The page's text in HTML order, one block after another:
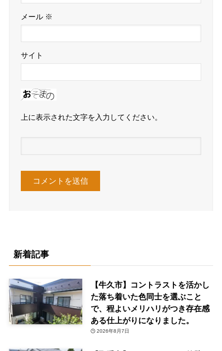
メール ※
サイト
上に表示された文字を入力してください。
新着記事
【牛久市】コントラストを活かし
た落ち着いた色同士を選ぶこと
で、程よいメリハリがつき存在感
ある仕上がりになりました。
2026年8月7日